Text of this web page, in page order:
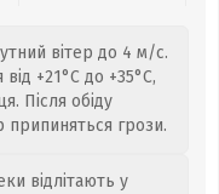
вітер до 4 м/с.
+21°C до +35°C,
Після обіду
припиняться грози.
відлітають у